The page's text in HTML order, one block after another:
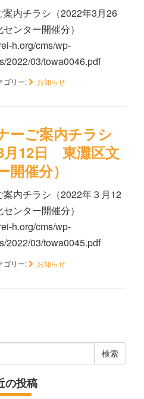
内チラシ（2022年3月26
ンター開催分）
h.org/cms/wp-
2022/03/towa0046.pdf
ゴリー: お知らせ
ーご案内チラシ
3月12日 東灘区文
催分）
内チラシ（2022年３月12
ンター開催分）
h.org/cms/wp-
2022/03/towa0045.pdf
ゴリー: お知らせ
の投稿